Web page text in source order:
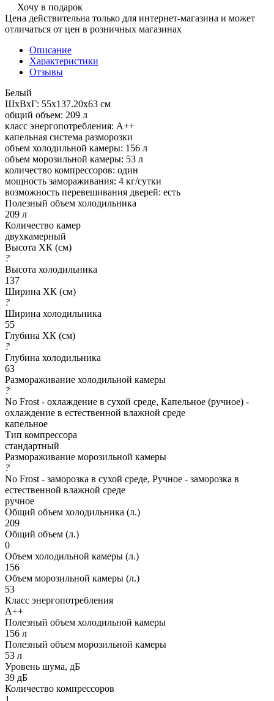
Хочу в подарок
Цена действительна только для интернет-магазина и может
отличаться от цен в розничных магазинах
Описание
Характеристики
Отзывы
Белый
ШхВхГ: 55х137.20х63 см
общий объем: 209 л
класс энергопотребления: A++
капельная система разморозки
объем холодильной камеры: 156 л
объем морозильной камеры: 53 л
количество компрессоров: один
мощность замораживания: 4 кг/сутки
возможность перевешивания дверей: есть
Полезный объем холодильника
209 л
Количество камер
двухкамерный
Высота ХК (см)
?
Высота холодильника
137
Ширина ХК (см)
?
Ширина холодильника
55
Глубина ХК (см)
?
Глубина холодильника
63
Размораживание холодильной камеры
?
No Frost - охлаждение в сухой среде, Капельное (ручное) -
охлаждение в естественной влажной среде
капельное
Тип компрессора
стандартный
Размораживание морозильной камеры
?
No Frost - заморозка в сухой среде, Ручное - заморозка в
естественной влажной среде
ручное
Общий объем холодильника (л.)
209
Общий объем (л.)
0
Объем холодильной камеры (л.)
156
Объем морозильной камеры (л.)
53
Класс энергопотребления
A++
Полезный объем холодильной камеры
156 л
Полезный объем морозильной камеры
53 л
Уровень шума, дБ
39 дБ
Количество компрессоров